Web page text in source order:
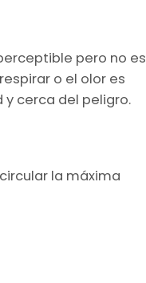
pero no es
o el olor es
cerca del peligro.
la máxima